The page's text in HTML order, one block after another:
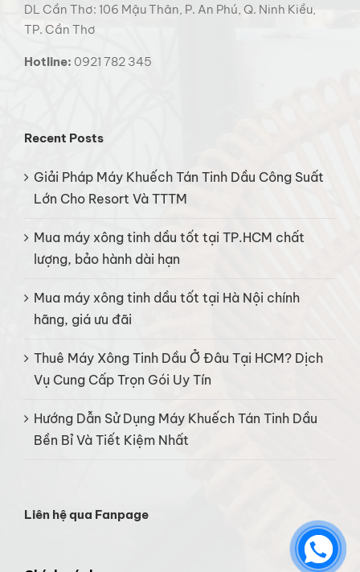
DL Cần Thơ: 106 Mậu Thân, P. An Phú, Q. Ninh Kiều,
TP. Cần Thơ
Hotline: 0921 782 345
Recent Posts
Giải Pháp Máy Khuếch Tán Tinh Dầu Công Suất
Lớn Cho Resort Và TTTM
Mua máy xông tinh dầu tốt tại TP.HCM chất
lượng, bảo hành dài hạn
Mua máy xông tinh dầu tốt tại Hà Nội chính
hãng, giá ưu đãi
Thuê Máy Xông Tinh Dầu Ở Đâu Tại HCM? Dịch
Vụ Cung Cấp Trọn Gói Uy Tín
Hướng Dẫn Sử Dụng Máy Khuếch Tán Tinh Dầu
Bền Bỉ Và Tiết Kiệm Nhất
Liên hệ qua Fanpage